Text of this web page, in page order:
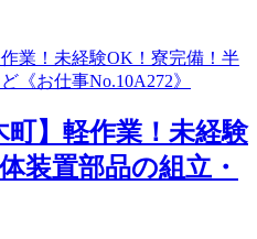
町】軽作業！未経験
装置部品の組立・